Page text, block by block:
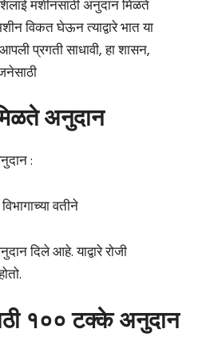
मशीनसाठी अनुदान मिळते
विकत घेऊन त्याद्वारे भात या
प्रगती साधावी, हा शासन,
अनुदान
:
वतीने
दिले आहे. याद्वारे रोजी
१०० टक्के अनुदान